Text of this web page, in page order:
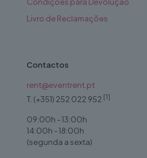
Livro de Reclamações
Contactos
rent@eventrent.pt
T. (+351) 252 022 952 [1]
09:00h - 13:00h
14:00h - 18:00h
(segunda a sexta)